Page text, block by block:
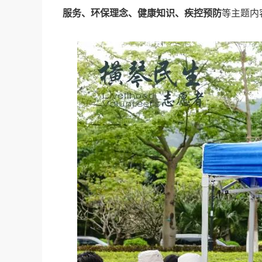
服务、环保理念、健康知识、疾控预防等主题内